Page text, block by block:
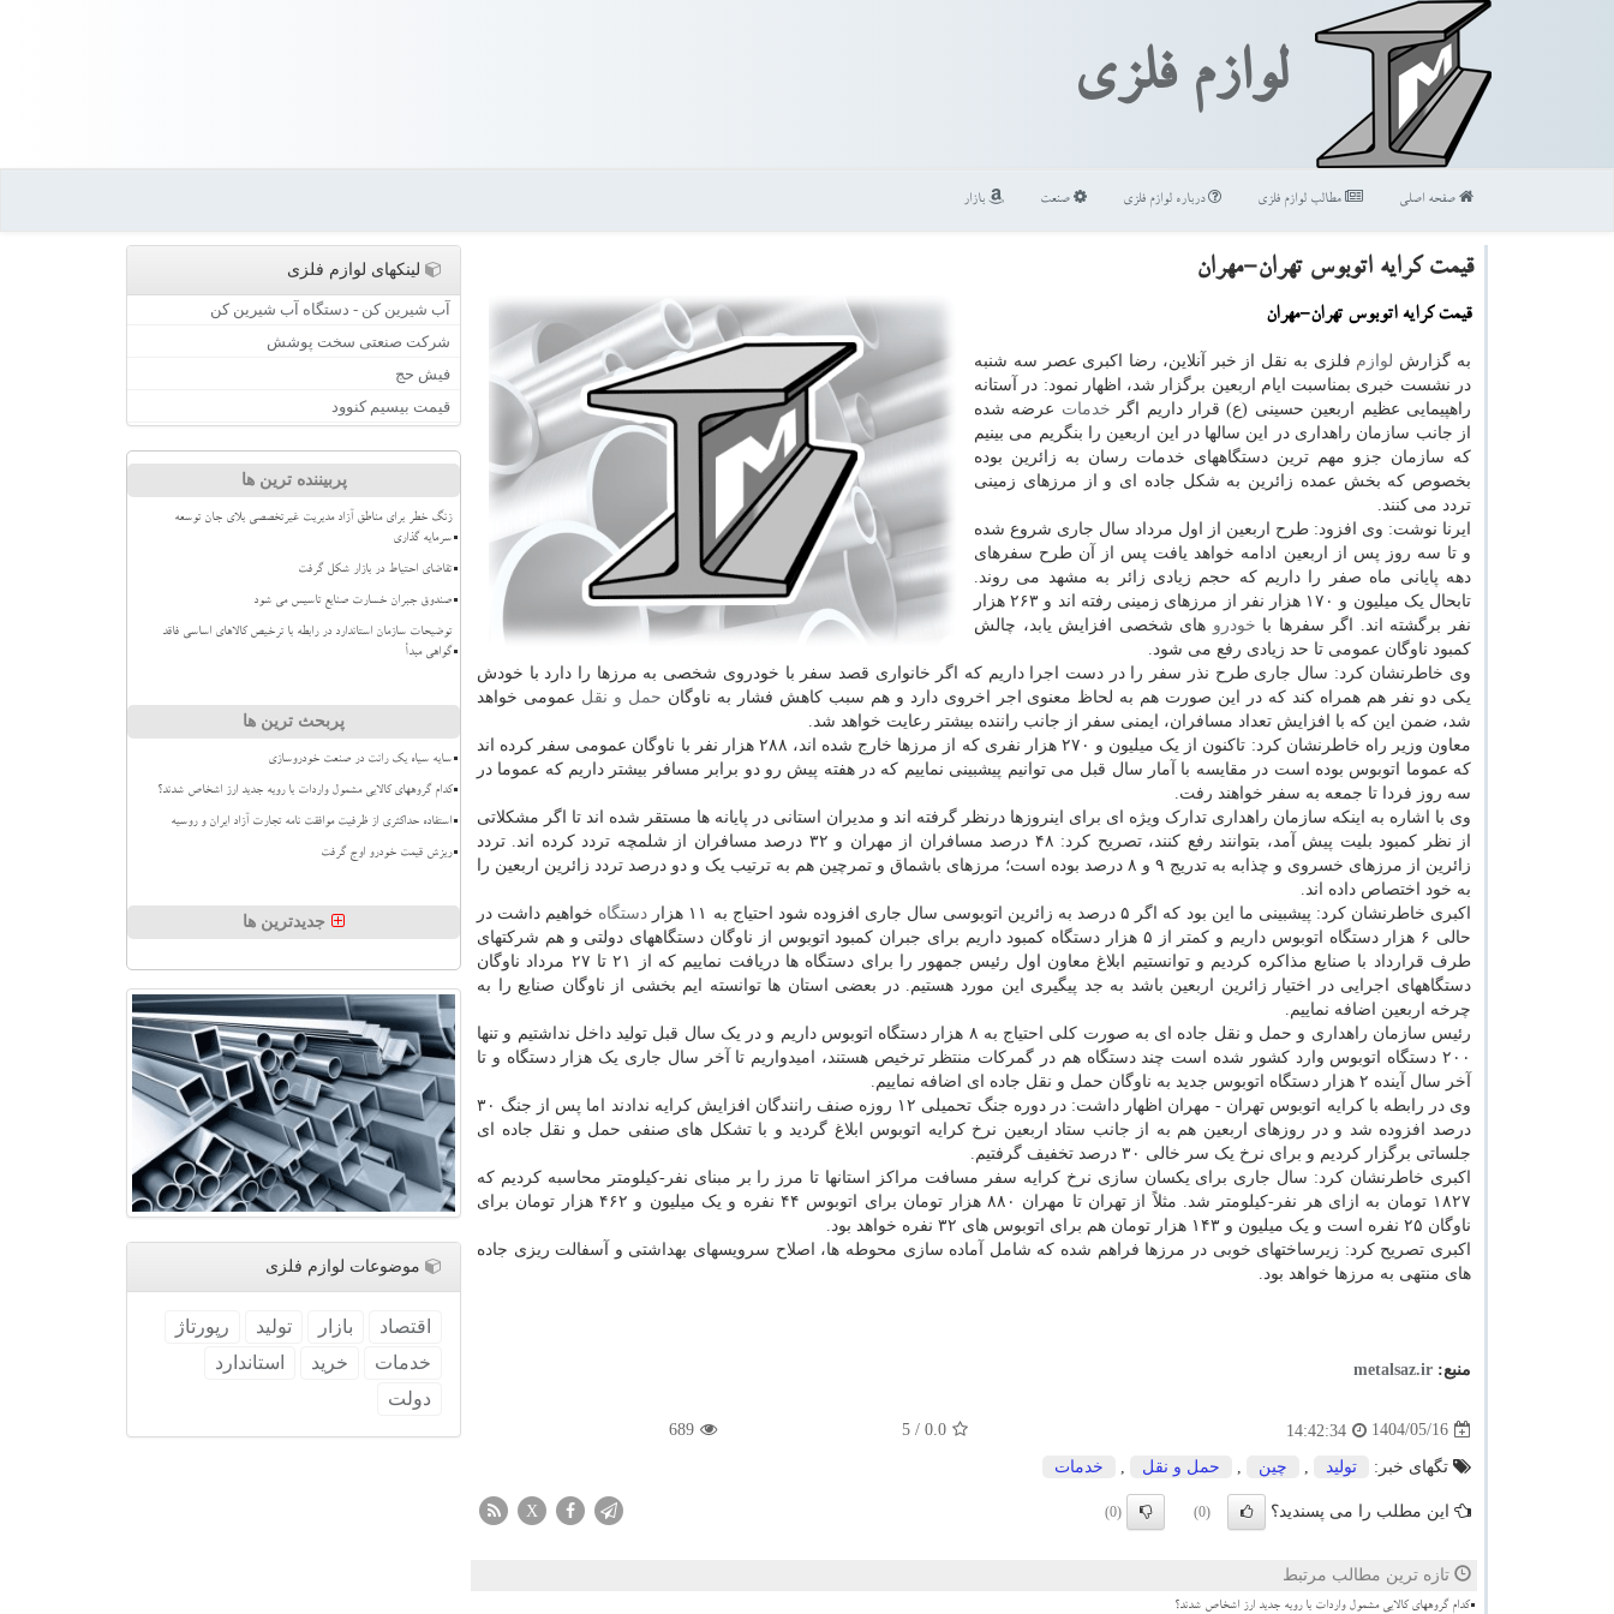
لوازم فلزی
صفحه اصلی مطالب لوازم فلزی درباره لوازم فلزی صنعت بازار
قیمت کرایه اتوبوس تهران-مهران
قیمت کرایه اتوبوس تهران-مهران
به گزارش لوازم فلزی به نقل از خبر آنلاین، رضا اکبری عصر سه شنبه
در نشست خبری بمناسبت ایام اربعین برگزار شد، اظهار نمود: در آستانه
راهپیمایی عظیم اربعین حسینی (ع) قرار داریم اگر خدمات عرضه شده
از جانب سازمان راهداری در این سالها در این اربعین را بنگریم می بینیم
که سازمان جزو مهم ترین دستگاههای خدمات رسان به زائرین بوده
بخصوص که بخش عمده زائرین به شکل جاده ای و از مرزهای زمینی
تردد می کنند.
ایرنا نوشت: وی افزود: طرح اربعین از اول مرداد سال جاری شروع شده
و تا سه روز پس از اربعین ادامه خواهد یافت پس از آن طرح سفرهای
دهه پایانی ماه صفر را داریم که حجم زیادی زائر به مشهد می روند.
تابحال یک میلیون و ۱۷۰ هزار نفر از مرزهای زمینی رفته اند و ۲۶۳ هزار
نفر برگشته اند. اگر سفرها با خودرو های شخصی افزایش یابد، چالش
کمبود ناوگان عمومی تا حد زیادی رفع می شود.
وی خاطرنشان کرد: سال جاری طرح نذر سفر را در دست اجرا داریم که اگر خانواری قصد سفر با خودروی شخصی به مرزها را دارد با خودش
یکی دو نفر هم همراه کند که در این صورت هم به لحاظ معنوی اجر اخروی دارد و هم سبب کاهش فشار به ناوگان حمل و نقل عمومی خواهد
شد، ضمن این که با افزایش تعداد مسافران، ایمنی سفر از جانب راننده بیشتر رعایت خواهد شد.
معاون وزیر راه خاطرنشان کرد: تاکنون از یک میلیون و ۲۷۰ هزار نفری که از مرزها خارج شده اند، ۲۸۸ هزار نفر با ناوگان عمومی سفر کرده اند
که عموما اتوبوس بوده است در مقایسه با آمار سال قبل می توانیم پیشبینی نماییم که در هفته پیش رو دو برابر مسافر بیشتر داریم که عموما در
سه روز فردا تا جمعه به سفر خواهند رفت.
وی با اشاره به اینکه سازمان راهداری تدارک ویژه ای برای اینروزها درنظر گرفته اند و مدیران استانی در پایانه ها مستقر شده اند تا اگر مشکلاتی
از نظر کمبود بلیت پیش آمد، بتوانند رفع کنند، تصریح کرد: ۴۸ درصد مسافران از مهران و ۳۲ درصد مسافران از شلمچه تردد کرده اند. تردد
زائرین از مرزهای خسروی و چذابه به تدریج ۹ و ۸ درصد بوده است؛ مرزهای باشماق و تمرچین هم به ترتیب یک و دو درصد تردد زائرین اربعین را
به خود اختصاص داده اند.
اکبری خاطرنشان کرد: پیشبینی ما این بود که اگر ۵ درصد به زائرین اتوبوسی سال جاری افزوده شود احتیاج به ۱۱ هزار
دستگاه خواهیم داشت در
حالی ۶ هزار دستگاه اتوبوس داریم و کمتر از ۵ هزار دستگاه کمبود داریم برای جبران کمبود اتوبوس از ناوگان دستگاههای دولتی و هم شرکتهای
طرف قرارداد با صنایع مذاکره کردیم و توانستیم ابلاغ معاون اول رئیس جمهور را برای دستگاه ها دریافت نماییم که از ۲۱ تا ۲۷ مرداد ناوگان
دستگاههای اجرایی در اختیار زائرین اربعین باشد به جد پیگیری این مورد هستیم. در بعضی استان ها توانسته ایم بخشی از ناوگان صنایع را به
چرخه اربعین اضافه نماییم.
رئیس سازمان راهداری و حمل و نقل جاده ای به صورت کلی احتیاج به ۸ هزار دستگاه اتوبوس داریم و در یک سال قبل تولید داخل نداشتیم و تنها
۲۰۰ دستگاه اتوبوس وارد کشور شده است چند دستگاه هم در گمرکات منتظر ترخیص هستند، امیدواریم تا آخر سال جاری یک هزار دستگاه و تا
آخر سال آینده ۲ هزار دستگاه اتوبوس جدید به ناوگان حمل و نقل جاده ای اضافه نماییم.
وی در رابطه با کرایه اتوبوس تهران - مهران اظهار داشت: در دوره جنگ تحمیلی ۱۲ روزه صنف رانندگان افزایش کرایه ندادند اما پس از جنگ ۳۰
درصد افزوده شد و در روزهای اربعین هم به از جانب ستاد اربعین نرخ کرایه اتوبوس ابلاغ گردید و با تشکل های صنفی حمل و نقل جاده ای
جلساتی برگزار کردیم و برای نرخ یک سر خالی ۳۰ درصد تخفیف گرفتیم.
اکبری خاطرنشان کرد: سال جاری برای یکسان سازی نرخ کرایه سفر مسافت مراکز استانها تا مرز را بر مبنای نفر-کیلومتر محاسبه کردیم که
۱۸۲۷ تومان به ازای هر نفر-کیلومتر شد. مثلاً از تهران تا مهران ۸۸۰ هزار تومان برای اتوبوس ۴۴ نفره و یک میلیون و ۴۶۲ هزار تومان برای
ناوگان ۲۵ نفره است و یک میلیون و ۱۴۳ هزار تومان هم برای اتوبوس های ۳۲ نفره خواهد بود.
اکبری تصریح کرد: زیرساختهای خوبی در مرزها فراهم شده که شامل آماده سازی محوطه ها، اصلاح سرویسهای بهداشتی و آسفالت ریزی جاده
های منتهی به مرزها خواهد بود.
منبع: metalsaz.ir
1404/05/16
14:42:34
0.0
/ 5
689
تگهای خبر: تولید چین حمل و نقل خدمات
این مطلب را می پسندید؟ (0)
(0)
X
تازه ترین مطالب مرتبط
کدام گروههای کالایی مشمول واردات با رویه جدید ارز اشخاص شدند؟
لینکهای لوازم فلزی
آب شیرین کن - دستگاه آب شیرین کن
شرکت صنعتی سخت پوشش
فیش حج
قیمت بیسیم کنوود
پربیننده ترین ها
زنگ خطر برای مناطق آزاد مدیریت غیرتخصصی بلای جان توسعه
سرمایه گذاری
تقاضای احتیاط در بازار شکل گرفت
صندوق جبران خسارت صنایع تاسیس می شود
توضیحات سازمان استاندارد در رابطه با ترخیص کالاهای اساسی فاقد
گواهی مبدأ
پربحث ترین ها
سایه سیاه یک رانت در صنعت خودروسازی
کدام گروههای کالایی مشمول واردات با رویه جدید ارز اشخاص شدند؟
استفاده حداکثری از ظرفیت موافقت نامه تجارت آزاد ایران و روسیه
ریزش قیمت خودرو اوج گرفت
جدیدترین ها
موضوعات لوازم فلزی
اقتصاد بازار تولید
رپورتاژ
خدمات
خرید
استاندارد
دولت